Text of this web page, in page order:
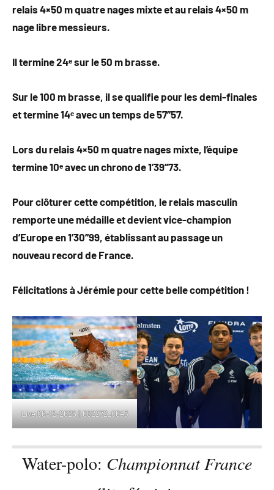
relais 4×50 m quatre nages mixte et au relais 4×50 m
nage libre messieurs.
Il termine 24ᵉ sur le 50 m brasse.
Sur le 100 m brasse, il se qualifie pour les demi-finales
et termine 14ᵉ avec un temps de 57’’57.
Lors du relais 4×50 m quatre nages mixte, l’équipe
termine 10ᵉ avec un chrono de 1’39’’73.
Pour clôturer cette compétition, le relais masculin
remporte une médaille et devient vice-champion
d’Europe en 1’30’’99, établissant au passage un
nouveau record de France.
Félicitations à Jérémie pour cette belle compétition !
Live 06-12-2025 || 002272_0043
Water-polo: Championnat France